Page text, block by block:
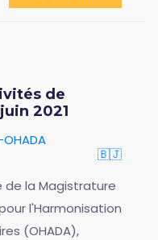
de
2021
OHADA
🇧🇯
de la Magistrature
l'Harmonisation
(OHADA),